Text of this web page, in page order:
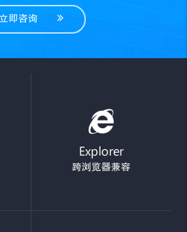
立即咨询
Explorer
跨浏览器兼容